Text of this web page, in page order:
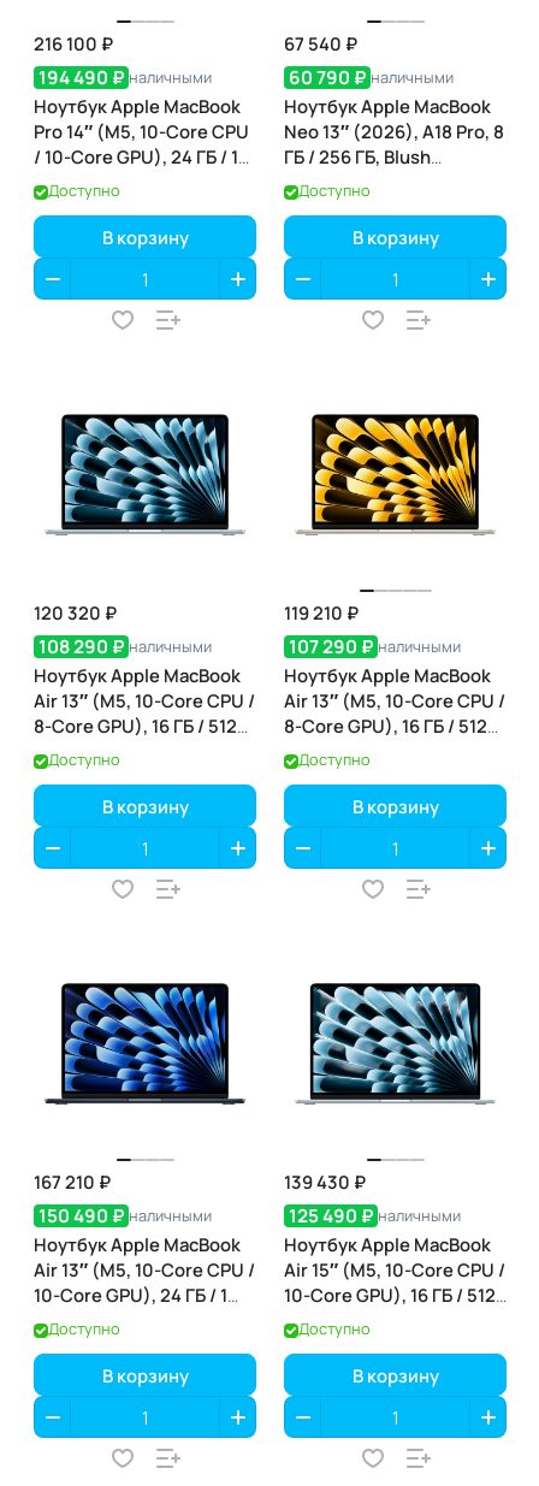
216 100 ₽
194 490 ₽ наличными
Ноутбук Apple MacBook
Pro 14″ (M5, 10-Core CPU
/ 10-Core GPU), 24 ГБ / 1
ТБ, Space Black (чёрный
космос) (MDE34)
Доступно
В корзину
67 540 ₽
60 790 ₽ наличными
Ноутбук Apple MacBook
Neo 13″ (2026), A18 Pro, 8
ГБ / 256 ГБ, Blush
(пудрово-розовый)
(MHFH4)
Доступно
В корзину
120 320 ₽
108 290 ₽ наличными
Ноутбук Apple MacBook
Air 13″ (M5, 10-Core CPU /
8-Core GPU), 16 ГБ / 512
ГБ, Sky Blue (небесно-
голубой) (MDHH4)
Доступно
В корзину
119 210 ₽
107 290 ₽ наличными
Ноутбук Apple MacBook
Air 13″ (M5, 10-Core CPU /
8-Core GPU), 16 ГБ / 512
ГБ, Starlight (сияющая
звезда) (MDHA4)
Доступно
В корзину
167 210 ₽
150 490 ₽ наличными
Ноутбук Apple MacBook
Air 13″ (M5, 10-Core CPU /
10-Core GPU), 24 ГБ / 1
ТБ, Midnight
(полуночный) (MDHG4)
Доступно
В корзину
139 430 ₽
125 490 ₽ наличными
Ноутбук Apple MacBook
Air 15″ (M5, 10-Core CPU /
10-Core GPU), 16 ГБ / 512
ГБ, Sky Blue (небесно-
голубой) (MDVQ4)
Доступно
В корзину